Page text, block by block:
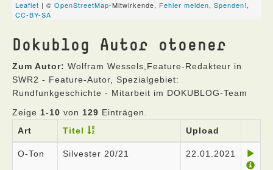
Dokublog Autor otoener
Zum Autor: Wolfram Wessels,Feature-Redakteur in
SWR2 - Feature-Autor, Spezialgebiet:
Rundfunkgeschichte - Mitarbeit im DOKUBLOG-Team
Zeige 1-10 von 129 Einträgen.
Art
Titel Upload
O-Ton Silvester 20/21 22.01.2021